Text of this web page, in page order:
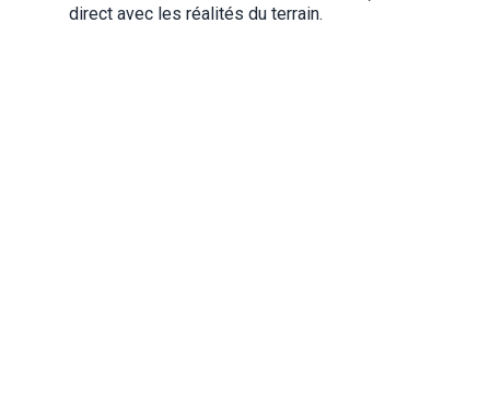
direct avec les réalités du terrain.